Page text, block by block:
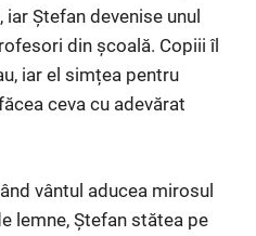
Ștefan devenise unul
din școală. Copiii îl
iar el simțea pentru
ceva cu adevărat
vântul aducea mirosul
lemne, Ștefan stătea pe